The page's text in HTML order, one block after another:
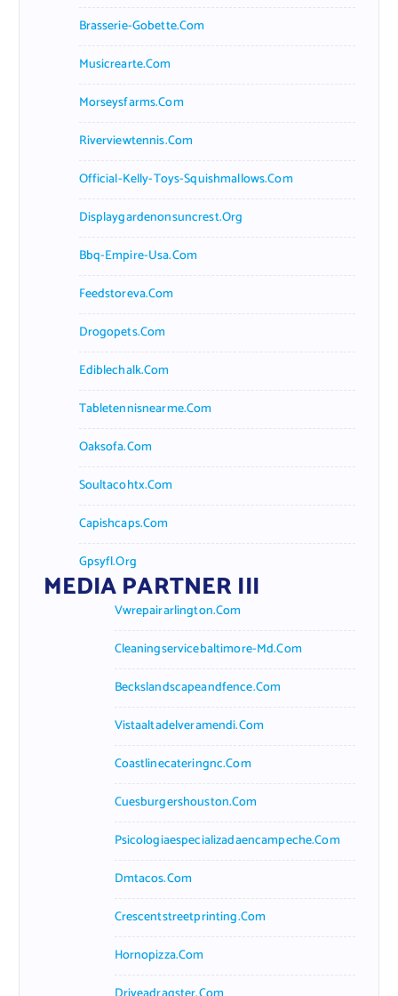
Brasserie-Gobette.com
Musicrearte.com
Morseysfarms.com
Riverviewtennis.com
Official-Kelly-Toys-Squishmallows.com
Displaygardenonsuncrest.org
Bbq-Empire-Usa.com
Feedstoreva.com
Drogopets.com
Ediblechalk.com
Tabletennisnearme.com
Oaksofa.com
Soultacohtx.com
Capishcaps.com
Gpsyfl.org
MEDIA PARTNER III
Vwrepairarlington.com
Cleaningservicebaltimore-Md.com
Beckslandscapeandfence.com
Vistaaltadelveramendi.com
Coastlinecateringnc.com
Cuesburgershouston.com
Psicologiaespecializadaencampeche.com
Dmtacos.com
Crescentstreetprinting.com
Hornopizza.com